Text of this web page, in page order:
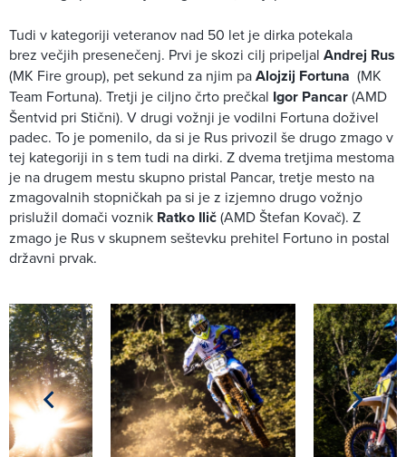
Tudi v kategoriji veteranov nad 50 let je dirka potekala
brez večjih presenečenj. Prvi je skozi cilj pripeljal Andrej Rus
(MK Fire group), pet sekund za njim paAlojzij Fortuna (MK
Team Fortuna). Tretji je ciljno črto prečkal Igor Pancar(AMD
Šentvid pri Stični). V drugi vožnji je vodilni Fortuna doživel
padec. To je pomenilo, da si je Rus privozil še drugo zmago v
tej kategoriji in s tem tudi na dirki. Z dvema tretjima mestoma
je na drugem mestu skupno pristal Pancar, tretje mesto na
zmagovalnih stopničkah pa si je z izjemno drugo vožnjo
prislužil domači voznik Ratko Ilič(AMD Štefan Kovač). Z
zmago je Rus v skupnem seštevku prehitel Fortuno in postal
državni prvak.